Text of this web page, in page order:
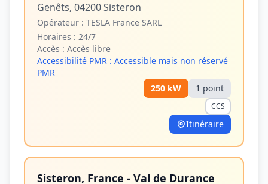
Genêts, 04200 Sisteron
Opérateur : TESLA France SARL
Horaires : 24/7
Accès : Accès libre
Accessibilité PMR : Accessible mais non réservé
PMR
250 kW 1 point
CCS
Itinéraire
Sisteron, France - Val de Durance